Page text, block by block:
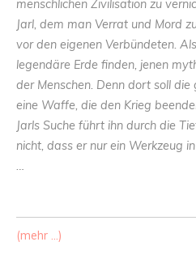
menschlichen Zivilisation zu
Jarl, dem man Verrat und Mord
vor den eigenen Verbündeten.
legendäre Erde finden, jenen
der Menschen. Denn dort soll
eine Waffe, die den Krieg
Jarls Suche führt ihn durch die
nicht, dass er nur ein Werkzeug
…
(mehr …)